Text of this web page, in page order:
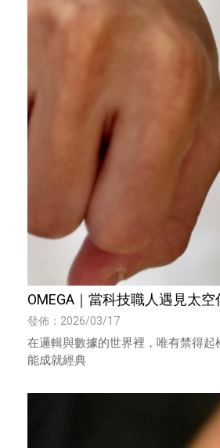
OMEGA｜當科技職人遇見太空
發佈：2026/03/17
在邏輯與數據的世界裡，唯有禁得起
能成就經典